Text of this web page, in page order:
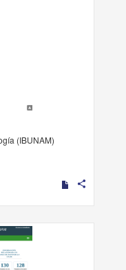
(IBUNAM)
share